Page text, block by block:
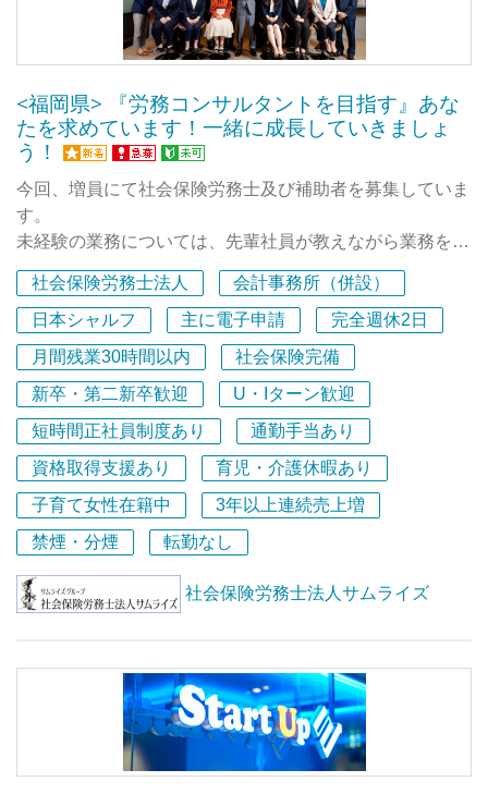
『スタートアップ会計事務所のいいところを聞いてみ
『スタートアップ会計事務所 社員に密着させてもらえ
ませんか？』
で検索いただくとトップに出てきます。
私たちの仕事風景やメンバーの雰囲気をもっと感じていた
だけます！
★★ 採用基準は「考え方 ＞ 能力」★★
私たちが重視しているのは、知識やスキル、経歴そのもの
ではありません。
プロとしての自覚を持ち、サービス業として誠実に向き合
える姿勢です。
成長できる環境は用意しますが、
その環境を活かし、主体的に成長し続ける意欲を何より大
切にしています。
そこで私たちは、これまでの能力偏重の採用基準を捨て、
私たちのバリュー＝行動指針として下記の7つで表される
『人物重視・考え方重視の新しい採用基準』を掲げていま
す。
◆ 素直であること
◆ 善良であること
◆ 仲間と協力すること
◆ 人のために動けること
◆ 変化を楽しむこと
★★ 未経験でも安心の教育体制 ★★
先輩がサポートしてくれます。
・メンター制度があり、いつでも相談できるオープンな環
境も働きやすさのポイントです。
・未経験の同期が多く、互いに励まし合いながら成長可能
・最初は少数の企業から担当し、経験に応じて30～40社
へステップUP！
・チームで業務に取り組み、みんなで助け合う社風
・わからないことはすぐに聞けるメンバー間の風通しの良
さ
・仕事やチームの課題にはみんなで解決に臨む姿勢
★★ 採用基準は「能力」よりも「考え方」 ★★
私たちが大切にしているのは、
今どれだけの知識やスキル、資格を持っているかではあり
ません。
それよりも、一人のプロフェッショナルとして、
そして“人にサービスを提供する仕事”に携わる者として、
どんな考え方で、どんな姿勢で仕事に向き合えるかを重視
そのことから、能力偏重の採用をやめ、人物・考え方を大
**「成長のための 7UP」**
①素直であること
②善良であること
③仲間と協力できること
④人のために動けること
スタートアップ税理士法人／社会保険労務士法人は、前身
の会計事務所として2015年の開業から10年目。
様からのご紹介やお問い合わせにより、他の事務所にな
いスピードで新しいお客様との出会いを重ね続けることが
でき、着実に業績を伸ばしています。
社労士事務所から2020年に法人化いたしました。現在、
労務系サービスのメンバーは約25名。
規模にまで成長し、クライアントの数も1000社を超えま
した。
なぜこれほどまでの高い成長スピードを実現できてきたか
というと、
『クライアントの気持ちをがっちりグリップする魅力的な
メンバー』
の採用・育成を最重要視して、それをすべてのメンバーで
共有できてきたから。
ですが、入社の敷居は決して高くはありません。
いま在席しているメンバーも、多くが未経験での入社で
す。
と、異業種からの転職がとても多いです。
それでも、しっかりクライアントをサポートしていけるの
<福岡県> 『労務コンサルタントを目指す』あな
たを求めています！一緒に成長していきましょ
う！
今回、増員にて社会保険労務士及び補助者を募集していま
す。
未経験の業務については、先輩社員が教えながら業務を進
めていきますので安心してご入社ください。
■お仕事については、社内外問わず連絡を取ることが多い
ため、報告・連絡・相談を怠らないことが重要になりま
す。
■雇用保険・社会保険に関する申請手続業務および給与計
算は社内の別チームが担当しています。
■年次有給休暇については、時間単位での取得も可能で
す。（有給休暇日数は法定通り付与します）
■給与欄の諸手当については、社内規定に基づき支給しま
す。
多業種にわたるお客様を担当することで、人事・労務の専
門家としてコンサルティング力を身につけることができま
す。
研修制度も充実しており、座学研修・OJTを通じて、未経
験からでも幅広い業務経験を積むことができます。
税理士法人とグループを構成していますので、お客様のニ
ーズに合った幅広いサービスが提供できる総合事務所で
社会保険労務士法人
会計事務所（併設）
日本シャルフ
主に電子申請
完全週休2日
月間残業30時間以内
社会保険完備
新卒・第二新卒歓迎
U・Iターン歓迎
短時間正社員制度あり
通勤手当あり
資格取得支援あり
育児・介護休暇あり
子育て女性在籍中
3年以上連続売上増
禁煙・分煙
転勤なし
社会保険労務士法人サムライズ